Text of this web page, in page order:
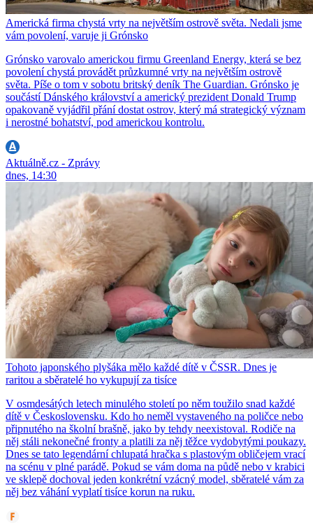
Americká firma chystá vrty na největším ostrově světa. Nedali jsme
vám povolení, varuje ji Grónsko
Grónsko varovalo americkou firmu Greenland Energy, která se bez
povolení chystá provádět průzkumné vrty na největším ostrově
světa. Píše o tom v sobotu britský deník The Guardian. Grónsko je
součástí Dánského království a americký prezident Donald Trump
opakovaně vyjádřil přání dostat ostrov, který má strategický význam
i nerostné bohatství, pod americkou kontrolu.
Aktuálně.cz - Zprávy
dnes, 14:30
Tohoto japonského plyšáka mělo každé dítě v ČSSR. Dnes je
raritou a sběratelé ho vykupují za tisíce
V osmdesátých letech minulého století po něm toužilo snad každé
dítě v Československu. Kdo ho neměl vystaveného na poličce nebo
připnutého na školní brašně, jako by tehdy neexistoval. Rodiče na
něj stáli nekonečné fronty a platili za něj těžce vydobytými poukazy.
Dnes se tato legendární chlupatá hračka s plastovým obličejem vrací
na scénu v plné parádě. Pokud se vám doma na půdě nebo v krabici
ve sklepě dochoval jeden konkrétní vzácný model, sběratelé vám za
něj bez váhání vyplatí tisíce korun na ruku.